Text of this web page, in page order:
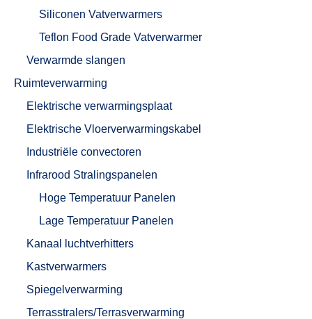
Siliconen Vatverwarmers
Teflon Food Grade Vatverwarmer
Verwarmde slangen
Ruimteverwarming
Elektrische verwarmingsplaat
Elektrische Vloerverwarmingskabel
Industriële convectoren
Infrarood Stralingspanelen
Hoge Temperatuur Panelen
Lage Temperatuur Panelen
Kanaal luchtverhitters
Kastverwarmers
Spiegelverwarming
Terrasstralers/Terrasverwarming